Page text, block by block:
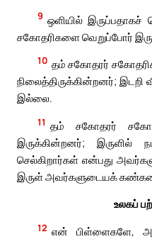
9 ஒளியில்
சகோதரிகளை வெறுப்போர்
10 தம் சகோதரர்
நிலைத்திருக்கின்றனர்; இடறி
இல்லை.
11 தம் சகோதரர்
இருக்கின்றனர்; இருளில்
செல்கிறார்கள் என்பது
இருள் அவர்களுடையக்
உலகப்
12 என் பிள்ளைகளே,